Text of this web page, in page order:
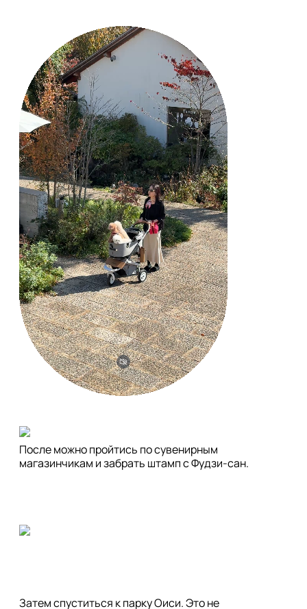
После можно пройтись по сувенирным
магазинчикам и забрать штамп с Фудзи-сан.
Затем спуститься к парку Оиси. Это не